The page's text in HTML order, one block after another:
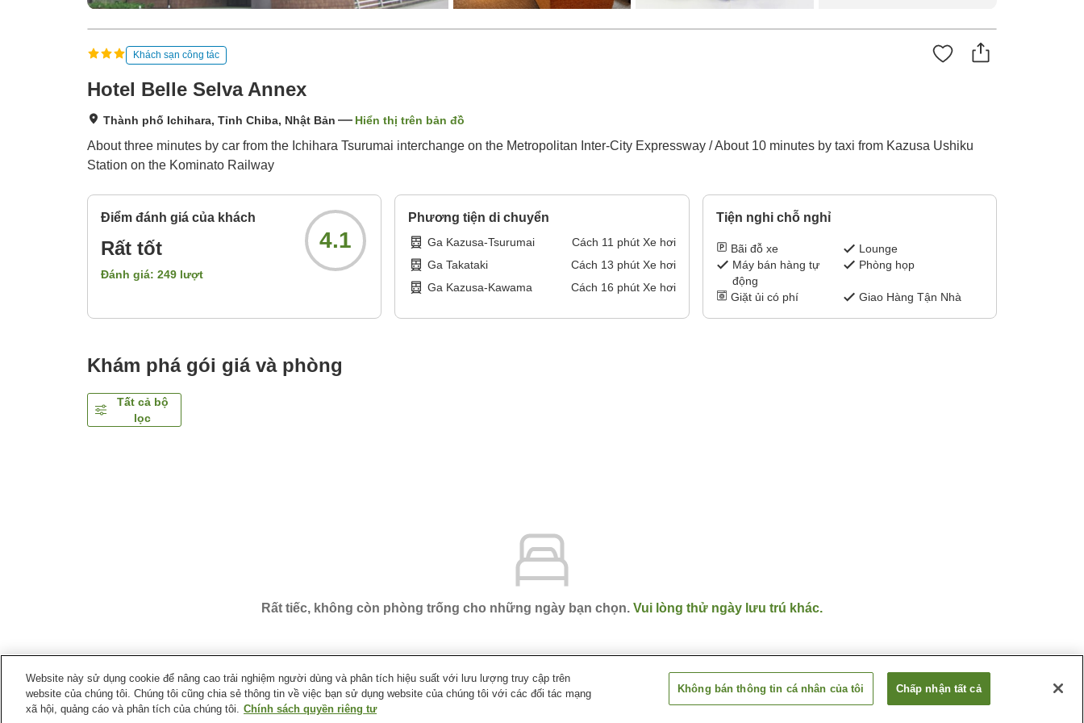
Khách sạn công tác
Hotel Belle Selva Annex
Thành phố Ichihara, Tỉnh Chiba, Nhật Bản Hiển thị trên bản đồ
About three minutes by car from the Ichihara Tsurumai interchange on the Metropolitan Inter‐City Expressway / About 10 minutes by taxi from Kazusa Ushiku
Station on the Kominato Railway
Điểm đánh giá của khách
Rất tốt
Đánh giá: 249 lượt
4.1
Phương tiện di chuyển
Ga Kazusa-Tsurumai Cách 11 phút Xe hơi
Ga Takataki
Cách 13 phút Xe hơi
Ga Kazusa-Kawama
Cách 16 phút Xe hơi
Tiện nghi chỗ nghỉ
Bãi đỗ xe
Lounge
Máy bán hàng tự
động
Phòng họp
Giặt ủi có phí Giao Hàng Tận Nhà
Khám phá gói giá và phòng
Tất cả bộ
lọc
Rất tiếc, không còn phòng trống cho những ngày bạn chọn. Vui lòng thử ngày lưu trú khác.
Trang chủ Nhật Bản Tỉnh Chiba Thành phố Ichihara Hotel Belle Selva Annex
Website này sử dụng cookie để nâng cao trải nghiệm người dùng và phân tích hiệu suất với lưu lượng truy cập trên
website của chúng tôi. Chúng tôi cũng chia sẻ thông tin về việc bạn sử dụng website của chúng tôi với các đối tác mạng
xã hội, quảng cáo và phân tích của chúng tôi. Chính sách quyền riêng tư
Không bán thông tin cá nhân của tôi Chấp nhận tất cả